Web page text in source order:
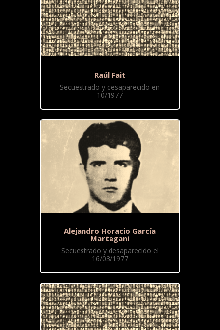
Raúl Fait
Secuestrado y desaparecido en
10/1977
Alejandro Horacio García
Martegani
Secuestrado y desaparecido el
16/03/1977